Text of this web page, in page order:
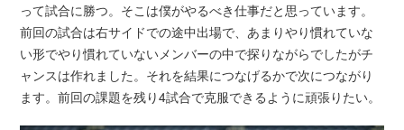
って試合に勝つ。そこは僕がやるべき仕事だと思っています。
前回の試合は右サイドでの途中出場で、あまりやり慣れていな
い形でやり慣れていないメンバーの中で探りながらでしたがチ
ャンスは作れました。それを結果につなげるかで次につながり
ます。前回の課題を残り4試合で克服できるように頑張りたい。